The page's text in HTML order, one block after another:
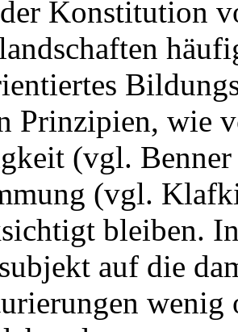
Konstitution
Prinzipien, wie
(vgl.
(vgl.
bleiben.
auf die
wenig